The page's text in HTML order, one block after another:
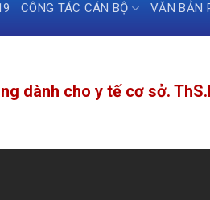
CÔNG TÁC CÁN BỘ VĂN BẢN
dành cho y tế cơ sở.